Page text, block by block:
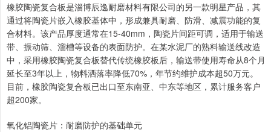
橡胶陶瓷复合板是淄博辰逸耐磨材料有限公司的另一款明星产品，其
通过将陶瓷片嵌入橡胶基体中，形成兼具耐磨、防滑、减震功能的复
合材料。该产品厚度通常在15-40mm，陶瓷片间距可调，适用于输送
带、振动筛、溜槽等设备的表面防护。在某水泥厂的熟料输送线改造
中，采用橡胶陶瓷复合板替代传统橡胶板后，输送带使用寿命从8个月
延长至3年以上，物料洒落率降低70%，年节约维护成本超50万元。
目前，橡胶陶瓷复合板已出口至东南亚、中东等地区，累计服务客户
超200家。
氧化铝陶瓷片：耐磨防护的基础单元